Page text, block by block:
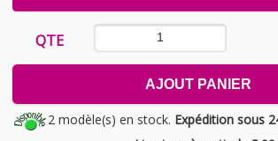
EXPAND
CONTENTS
QTE
AJOUT PANIER
2 modèle(s) en stock. Expédition sous